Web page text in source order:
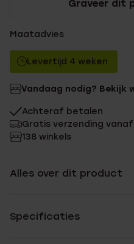
Graveer dit
Maatadvies
Levertijd 4 weken
Vandaag nodig? Bekijk
Achteraf betalen
Gratis verzending
138 winkels
Alles over dit product
Specificaties